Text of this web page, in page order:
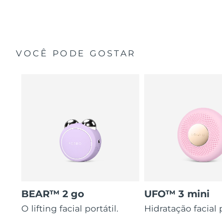
VOCÊ PODE GOSTAR
BEAR™ 2 go
O lifting facial portátil.
UFO™ 3 mini
Hidratação facial